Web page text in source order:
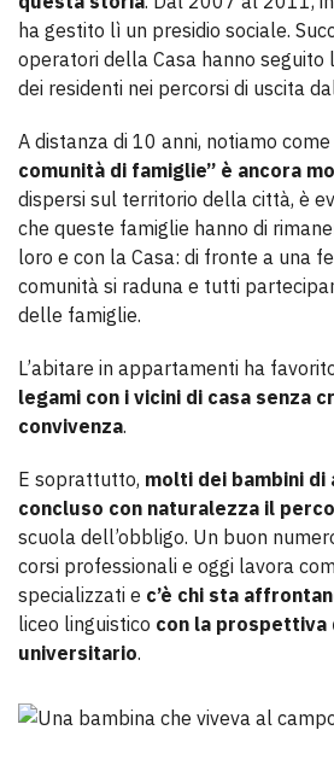
ha gestito lì un presidio sociale.
operatori della Casa hanno seguito
dei residenti nei percorsi di uscita
A distanza di 10 anni, notiamo come
comunità di famiglie” è ancora
dispersi sul territorio della città, è
che queste famiglie hanno di
loro e con la Casa: di fronte a una
comunità si raduna e tutti
delle famiglie.
L’abitare in appartamenti ha
legami con i vicini di casa senza
convivenza.
E soprattutto, molti dei bambini di
concluso con naturalezza il
scuola dell’obbligo. Un buon
corsi professionali e oggi lavora
specializzati e c’è chi sta
liceo linguistico con la prospettiva
universitario.